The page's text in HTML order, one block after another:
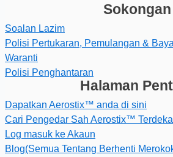
Sokongan
Soalan Lazim
Polisi Pertukaran, Pemulangan &
Waranti
Polisi Penghantaran
Halaman
Dapatkan Aerostix™ anda di sini
Cari Pengedar Sah Aerostix™
Log masuk ke Akaun
Blog(Semua Tentang Berhenti